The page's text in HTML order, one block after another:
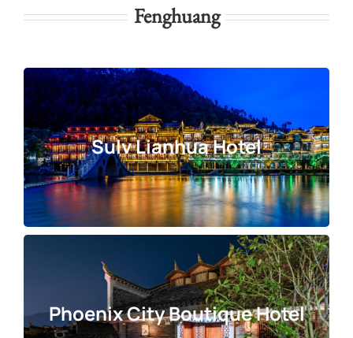
Fenghuang
Sulv Lianhua Hotel
Phoenix City Boutique Hotel